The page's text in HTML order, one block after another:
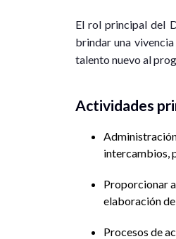
El rol principal del
brindar una
talento nuevo al
Actividades
intercambios,
Proporcionar
elaboración
Procesos de